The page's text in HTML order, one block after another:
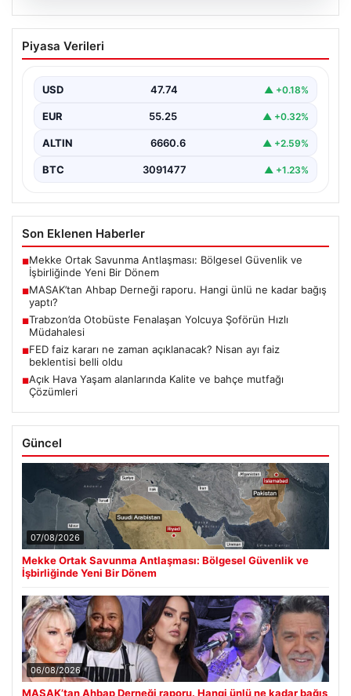
06.08.2026
MASAK’tan Ahbap Derneği raporu.
Hangi ünlü ne kadar bağış yaptı?
Bağışları ve Paranın Akibeti", "content": "Son dönemde
kamuoyunun…
Piyasa Verileri
USD 47.74 ▲ +0.18%
EUR 55.25 ▲ +0.32%
ALTIN 6660.6 ▲ +2.59%
BTC 3091477 ▲ +1.23%
Son Eklenen Haberler
■Mekke Ortak Savunma Antlaşması: Bölgesel Güvenlik ve
İşbirliğinde Yeni Bir Dönem
■MASAK’tan Ahbap Derneği raporu. Hangi ünlü ne kadar bağış
yaptı?
■Trabzon’da Otobüste Fenalaşan Yolcuya Şoförün Hızlı
Müdahalesi
■FED faiz kararı ne zaman açıklanacak? Nisan ayı faiz
beklentisi belli oldu
■Açık Hava Yaşam alanlarında Kalite ve bahçe mutfağı
Çözümleri
Güncel
07/08/2026
Mekke Ortak Savunma Antlaşması: Bölgesel Güvenlik ve
İşbirliğinde Yeni Bir Dönem
06/08/2026
MASAK’tan Ahbap Derneği raporu. Hangi ünlü ne kadar bağış